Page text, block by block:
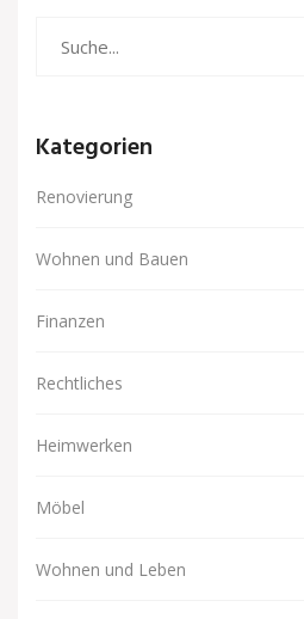
Kategorien
Renovierung
Wohnen und Bauen
Finanzen
Rechtliches
Heimwerken
Möbel
Wohnen und Leben